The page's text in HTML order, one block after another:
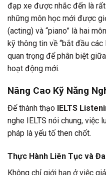
đạp xe được nhắc đến là
những môn học mới được
(acting) và “piano” là hai
kỹ thông tin về “bắt đầu các
quan trọng để phân biệt
hoạt động mới.
Nâng Cao Kỹ Năng
Để thành thạo IELTS
nghe IELTS nói chung, việc
pháp là yếu tố then chốt.
Thực Hành Liên Tục và
Không chỉ giới hạn ở việc